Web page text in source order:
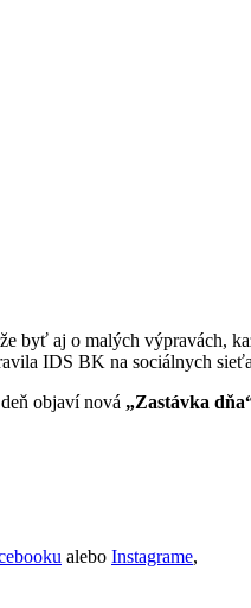
byť aj o malých výpravách,
IDS BK na sociálnych
objaví nová „Zastávka
alebo Instagrame,